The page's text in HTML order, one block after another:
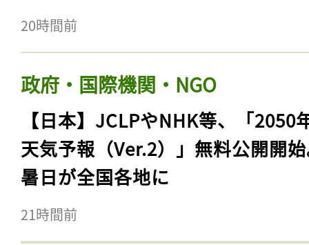
20時間前
政府・国際機関・NGO
【日本】JCLPやNHK等、「2050
天気予報（Ver.2）」無料公開開
暑日が全国各地に
21時間前